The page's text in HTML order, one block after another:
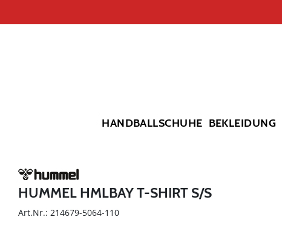
HANDBALLSCHUHE BEKLEIDUNG
HUMMEL HMLBAY T-SHIRT S/S
Art.Nr.: 214679-5064-110